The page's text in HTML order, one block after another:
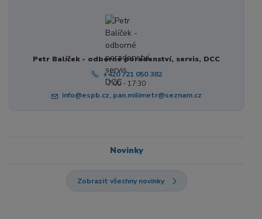
Petr Balíček - odborné poradenství, servis, DCC
+420 721 050 382
7:00 - 17:30
info@espb.cz, pan.milimetr@seznam.cz
Novinky
Zobrazit všechny novinky